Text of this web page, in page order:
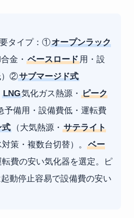
タイプ：①オープンラック
金・ ベースロード用・設
）②サブマージド式
LNG気化ガス熱源・ ピーク
予備用・設備費低・運転費
式（大気熱源・ サテライト
策・複数台切替）。
ベー
費の安い気化器を選定。ピ
動停止容易で設備費の安い